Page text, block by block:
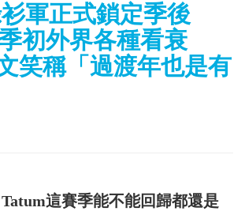
軍正式鎖定季後
初外界各種看衰
笑稱「過渡年也是有
這賽季能不能回歸都還是